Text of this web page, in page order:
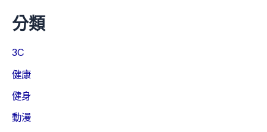
分類
3C
健康
健身
動漫